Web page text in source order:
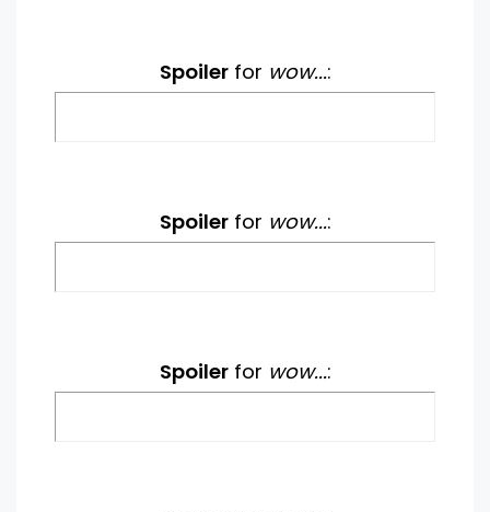
Spoilerfor wow...:
Spoilerfor wow...:
Spoilerfor wow...: